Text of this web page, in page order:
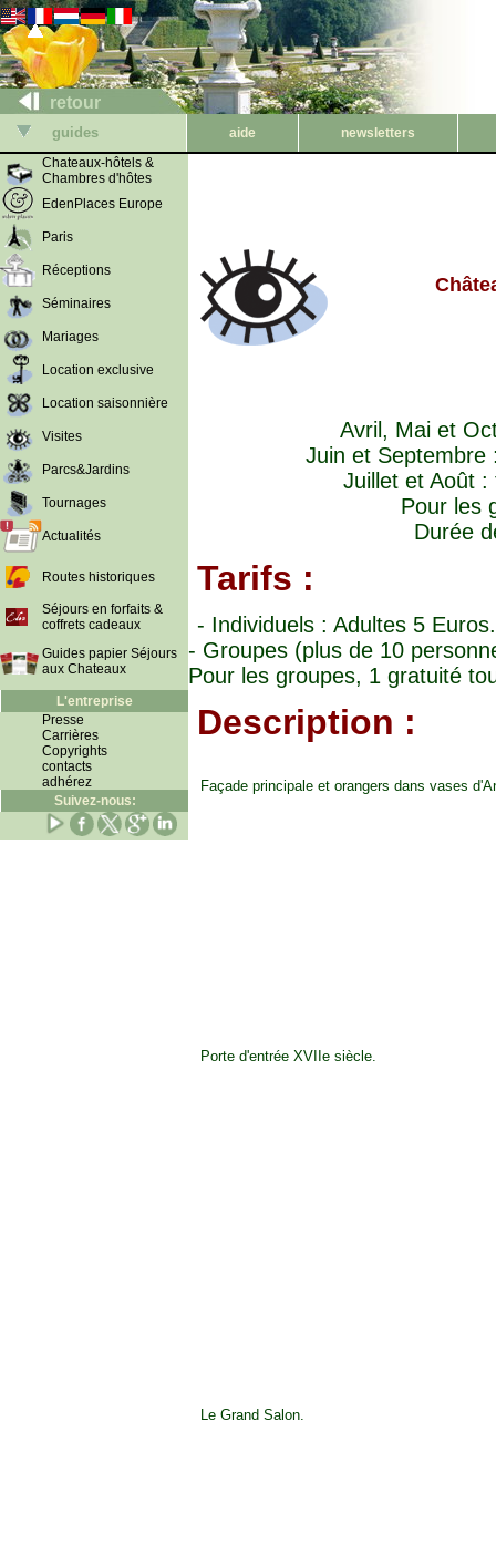
retour
guides aide
newsletters
Chateaux-hôtels &
Chambres d'hôtes
EdenPlaces Europe
Paris
Réceptions
Séminaires
Mariages
Location exclusive
Location saisonnière
Visites
Parcs&Jardins
Tournages
Actualités
Routes historiques
Séjours en forfaits &
coffrets cadeaux
Guides papier Séjours
aux Chateaux
L'entreprise
Presse
Carrières
Copyrights
contacts
adhérez
Suivez-nous:
Avril, Mai et
Juin et Septembre
Juillet et Août
Pour les
Durée
Tarifs :
- Individuels : Adultes 5
- Groupes (plus de 10
Pour les groupes, 1 gratuité
Description :
Façade principale et orangers dans vases
Porte d'entrée XVIIe siècle.
Le Grand Salon.